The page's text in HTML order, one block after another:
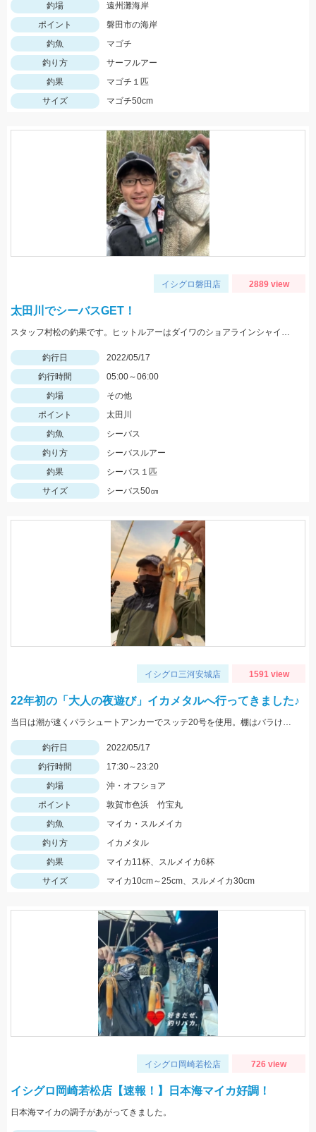
釣場
遠州灘海岸
ポイント
磐田市の海岸
釣魚
マゴチ
釣り方
サーフルアー
釣果
マゴチ１匹
サイズ
マゴチ50cm
イシグロ磐田店 2889 view
太田川でシーバスGET！
スタッフ村松の釣果です。ヒットルアーはダイワのショアラインシャイナーZバーティス80Sのゴールドカラー。
釣行日
2022/05/17
釣行時間
05:00～06:00
釣場
その他
ポイント
太田川
釣魚
シーバス
釣り方
シーバスルアー
釣果
シーバス１匹
サイズ
シーバス50㎝
イシグロ三河安城店 1591 view
22年初の「大人の夜遊び」イカメタルへ行ってきました♪
当日は潮が速くパラシュートアンカーでスッテ20号を使用。棚はバラけていますがボトムが一番反応が良かったです。
釣行日
2022/05/17
釣行時間
17:30～23:20
釣場
沖・オフショア
ポイント
敦賀市色浜 竹宝丸
釣魚
マイカ・スルメイカ
釣り方
イカメタル
釣果
マイカ11杯、スルメイカ6杯
サイズ
マイカ10cm～25cm、スルメイカ30cm
イシグロ岡崎若松店 726 view
イシグロ岡崎若松店【速報！】日本海マイカ好調！
日本海マイカの調子があがってきました。